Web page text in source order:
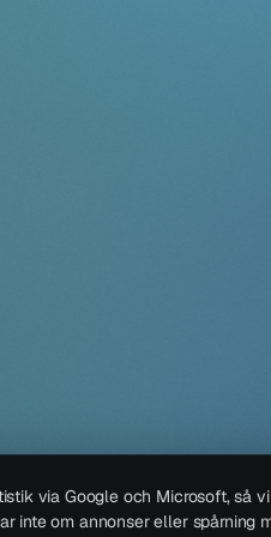
via Google och Microsoft, så
inte om annonser eller spårning